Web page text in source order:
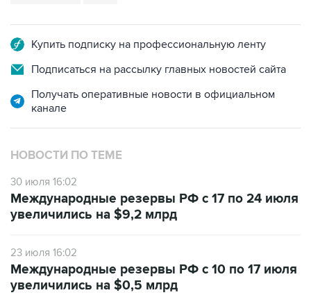
Купить подписку на профессиональную ленту
Подписаться на рассылку главных новостей сайта
Получать оперативные новости в официальном
канале
НОВОСТИ ПО ТЕМЕ
30 июля 16:02
Международные резервы РФ с 17 по 24 июля
увеличились на $9,2 млрд
23 июля 16:02
Международные резервы РФ с 10 по 17 июля
увеличились на $0,5 млрд